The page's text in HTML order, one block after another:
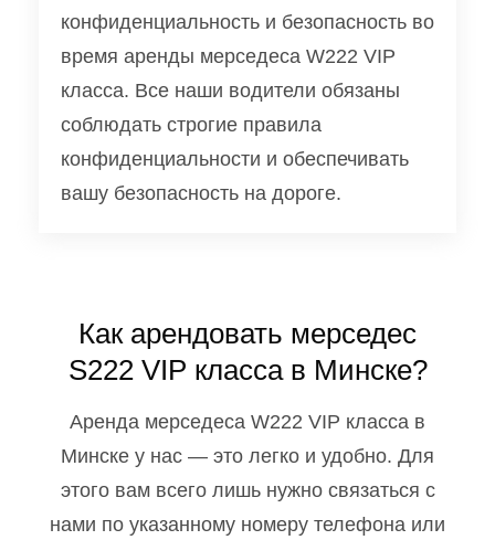
конфиденциальность и безопасность во
время аренды мерседеса W222 VIP
класса. Все наши водители обязаны
соблюдать строгие правила
конфиденциальности и обеспечивать
вашу безопасность на дороге.
Как арендовать мерседес
S222 VIP класса в Минске?
Аренда мерседеса W222 VIP класса в
Минске у нас — это легко и удобно. Для
этого вам всего лишь нужно связаться с
нами по указанному номеру телефона или